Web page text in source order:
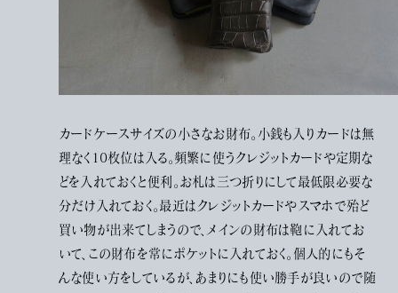
カードケースサイズの小さなお財布。小銭も入りカードは無
理なく10枚位は入る。頻繁に使うクレジットカードや定期な
どを入れておくと便利。お札は三つ折りにして最低限必要な
分だけ入れておく。最近はクレジットカードやスマホで殆ど
買い物が出来てしまうので、メインの財布は鞄に入れてお
いて、この財布を常にポケットに入れておく。個人的にもそ
んな使い方をしているが、あまりにも使い勝手が良いので随